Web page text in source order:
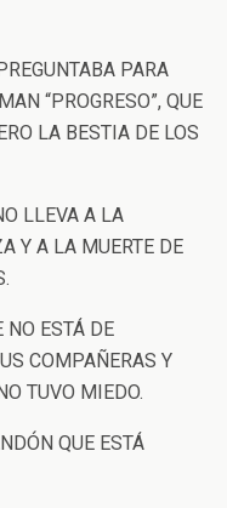
PARA
“PROGRESO”, QUE
LA BESTIA DE LOS
LLEVA A LA
Y A LA MUERTE DE
NO ESTÁ DE
COMPAÑERAS Y
TUVO MIEDO.
QUE ESTÁ